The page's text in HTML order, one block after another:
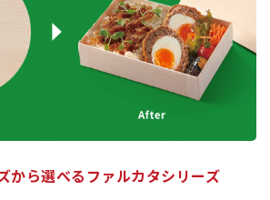
から選べるファルカタシリーズ